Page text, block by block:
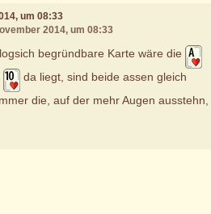
um 08:33
2014, um 08:33
begründbare Karte wäre die
da liegt, sind beide assen gleich
die, auf der mehr Augen ausstehn,